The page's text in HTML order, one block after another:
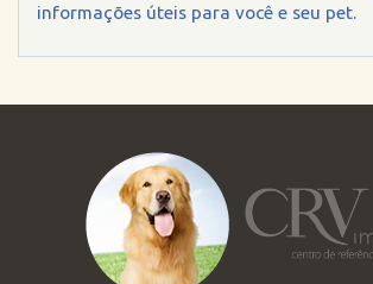
informações úteis para você e seu pet.